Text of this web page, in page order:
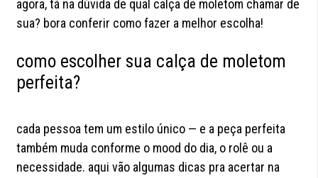
agora, tá na dúvida de qual calça de moletom chamar de
sua? bora conferir como fazer a melhor escolha!
como escolher sua calça de moletom
perfeita?
cada pessoa tem um estilo único — e a peça perfeita
também muda conforme o mood do dia, o rolê ou a
necessidade. aqui vão algumas dicas pra acertar na